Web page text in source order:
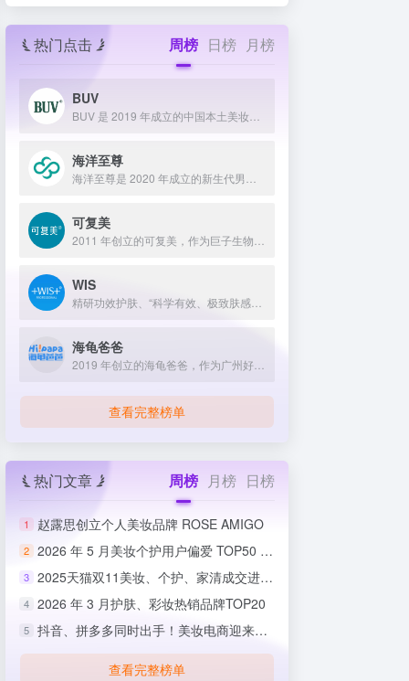
热门点击 周榜 日榜 月榜
BUV
海洋至尊
可复美
WIS
海龟爸爸
查看完整榜单
热门文章 周榜 月榜 日榜
1 赵露思创立个人美妆品牌 ROSE AMIGO
2 2026 年 5 月美妆个护用户偏爱 TOP50 榜单出炉
3 2025天猫双11美妆、个护、家清成交进度排行榜
4 2026 年 3 月护肤、彩妆热销品牌TOP20
5 抖音、拼多多同时出手！美妆电商迎来史上最严整治
查看完整榜单